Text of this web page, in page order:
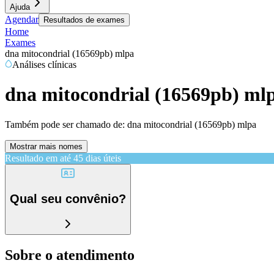
Ajuda
Agendar Resultados de exames
Home
Exames
dna mitocondrial (16569pb) mlpa
Análises clínicas
dna mitocondrial (16569pb)
Também pode ser chamado de: dna mitocondrial (16569pb) mlpa
Mostrar mais nomes
Resultado em até 45 dias úteis
Qual seu convênio?
Sobre o atendimento